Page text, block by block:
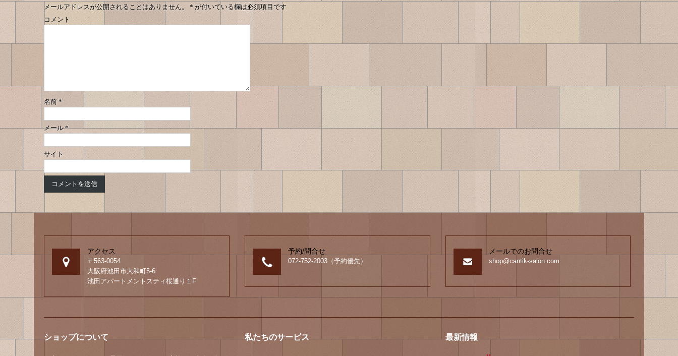
メールアドレスが公開されることはありません。 * が付いている欄は必須項目です
コメント
名前 *
メール*
サイト
アクセス
〒563-0054
大阪府池田市大和町5-6
池田アパートメントスティ桜通り１F
予約/問合せ
072-752-2003（予約優先）
メールでのお問合せ
shop@cantik-salon.com
ショップについて 私たちのサービス 最新情報